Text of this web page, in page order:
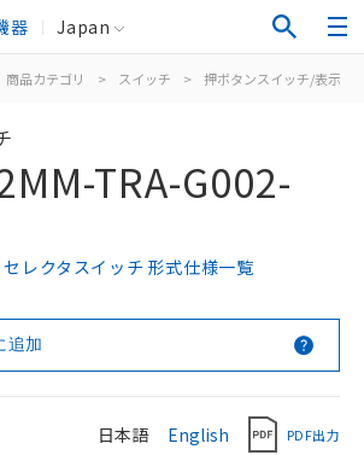
器 Japan
商品カテゴリ > スイッチ > 押ボタンスイッチ/表示灯
TRA-G002-
レクタスイッチ 形式仕様一覧
追加
日本語 English PDF出力